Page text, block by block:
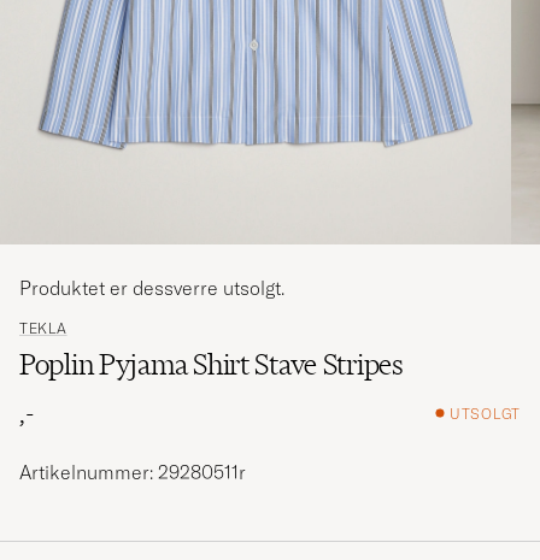
TEKLA
Poplin Pyjama Shirt Stave Stripes
,-
UTSOLGT
Produktet er dessverre utsolgt.
Artikelnummer: 29280511r